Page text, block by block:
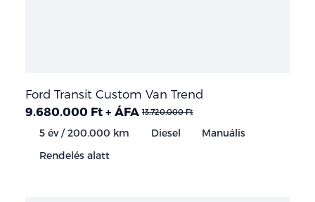
Ford Transit Custom Van Trend
9.680.000 Ft + ÁFA 13.720.000 Ft
5 év / 200.000 km Diesel
Manuális
Rendelés alatt